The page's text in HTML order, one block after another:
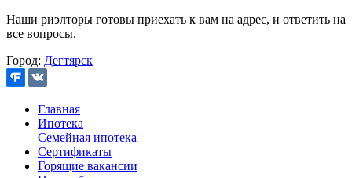
Наши риэлторы готовы приехать к вам на адрес, и ответить на
все вопросы.
Город: Дегтярск
Главная
Ипотека
Семейная ипотека
Сертификаты
Горящие вакансии